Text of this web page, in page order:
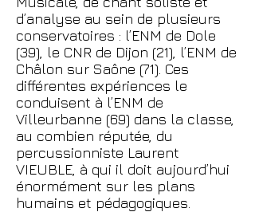
d’analyse au sein de plusieurs
conservatoires : l’ENM de Dole
(39), le CNR de Dijon (21), l’ENM de
Châlon sur Saône (71). Ces
différentes expériences le
conduisent à l’ENM de
Villeurbanne (69) dans la classe,
au combien réputée, du
percussionniste Laurent
VIEUBLE, à qui il doit aujourd’hui
énormément sur les plans
humains et pédagogiques.